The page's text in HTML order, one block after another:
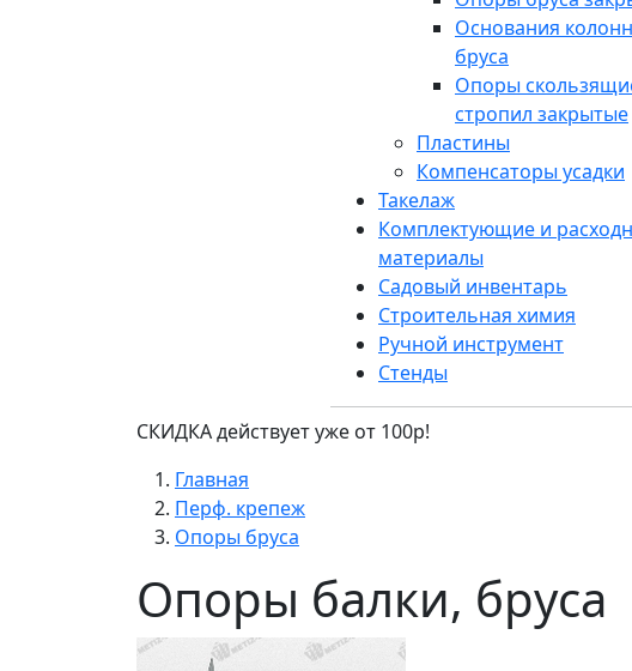
Основания
бруса
Опоры
стропил закрытые
Пластины
Компенсаторы усадки
Такелаж
Комплектующие и
материалы
Садовый инвентарь
Строительная химия
Ручной инструмент
Стенды
СКИДКА действует уже от 100р!
Главная
Перф. крепеж
Опоры бруса
Опоры балки, бруса